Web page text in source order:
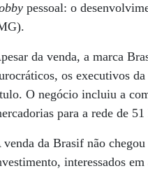
pessoal: o
da venda, a marca
os executivos
O negócio incluiu a
para a rede de
venda da Brasif não
interessados